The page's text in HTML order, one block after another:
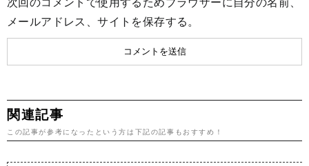
メールアドレス、サイトを保存する。
関連記事
この記事が参考になったという方は下記の記事もおすすめ！